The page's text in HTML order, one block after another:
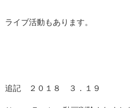
ライブ活動もあります。
追記 ２０１８ ３．１９